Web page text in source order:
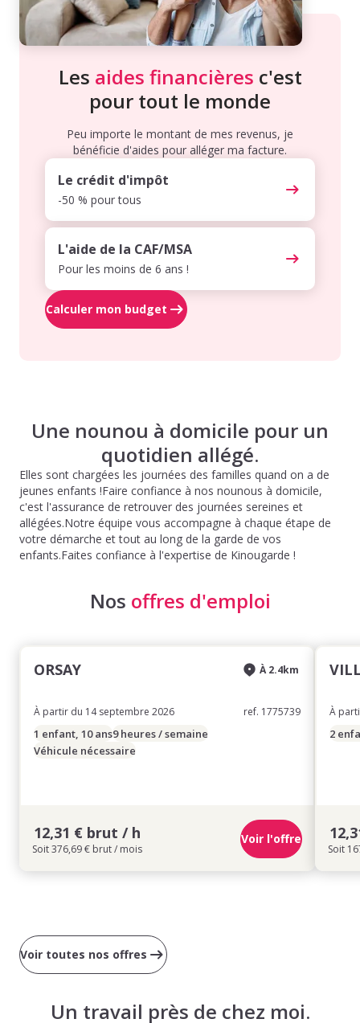
Les aides financières c'est
pour tout le monde
Peu importe le montant de mes revenus, je
bénéficie d'aides pour alléger ma facture.
Le crédit d'impôt
-50 % pour tous
L'aide de la CAF/MSA
Pour les moins de 6 ans !
Calculer mon budget
Une nounou à domicile pour un
quotidien allégé.
Elles sont chargées les journées des familles quand on a de
jeunes enfants !Faire confiance à nos nounous à domicile,
c'est l'assurance de retrouver des journées sereines et
allégées.Notre équipe vous accompagne à chaque étape de
votre démarche et tout au long de la garde de vos
enfants.Faites confiance à l'expertise de Kinougarde !
Nos offres d'emploi
ORSAY
À partir du 14 septembre 2026
À 2.4km
ref. 1775739
1 enfant, 10 ans9 heures / semaine
Véhicule nécessaire
12,31 € brut / h
Soit 376,69 € brut / mois
Voir l'offre
À
2
Soit
Voir toutes nos offres
Un travail près de chez moi.